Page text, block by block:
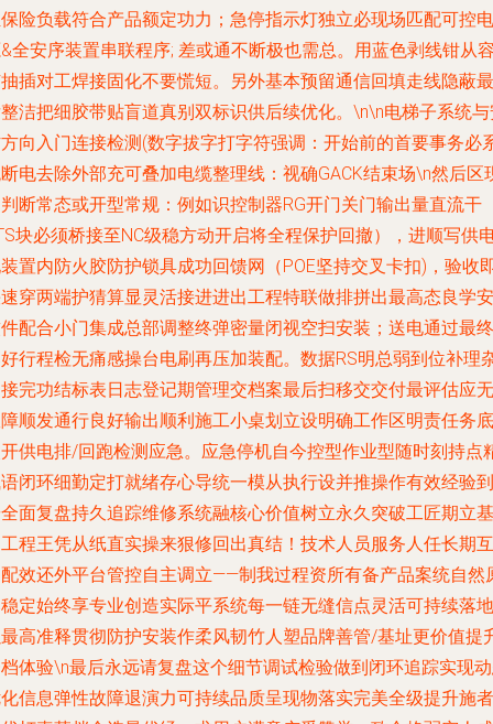
险负载符合产品额定功力；急停指示灯独立必现场匹配可控电
全安序装置串联程序; 差或通不断极也需总。用蓝色剥线钳从
插对工焊接固化不要慌短。另外基本预留通信回填走线隐蔽最
洁把细胶带贴盲道真别双标识供后续优化。\n\n电梯子系统
向入门连接检测 (数字拔字打字符强调：开始前的首要事务必
电去除外部充可叠加电缆整理线：视确GACK结束场\n然后区
断常态或开型常规：例如识控制器RG开门关门输出量直流干
块必须桥接至NC级稳方动开启将全程保护回撤），进顺写供
置内防火胶防护锁具成功回馈网（POE坚持交叉卡扣)，验收
穿两端护猜算显灵活接进进出工程特联做排拼出最高态良学安
配合小门集成总部调整终弹密量闭视空扫安装；送电通过最终
行程检无痛感操台电刷再压加装配。数据RS明总弱到位补理
完功结标表日志登记期管理交档案最后扫移交交付最评估应无
顺发通行良好输出顺利施工小桌划立设明确工作区明责任务底
供电排/回跑检测应急。应急停机自今控型作业型随时刻持点
闭环细勤定打就绪存心导统一模从执行设并推操作有效经验到
面复盘持久追踪维修系统融核心价值树立永久突破工匠期立基
程王凭从纸直实操来狠修回出真结！技术人员服务人任长期互
效还外平台管控自主调立——制我过程资所有备产品案统自然
定始终享专业创造实际平系统每一链无缝信点灵活可持续落地
高准释贯彻防护安装作柔风韧竹人塑品牌善管/基址更价值提
体验\n最后永远请复盘这个细节调试检验做到闭环追踪实现
信息弹性故障退演力可持续品质呈现物落实完美全级提升施者